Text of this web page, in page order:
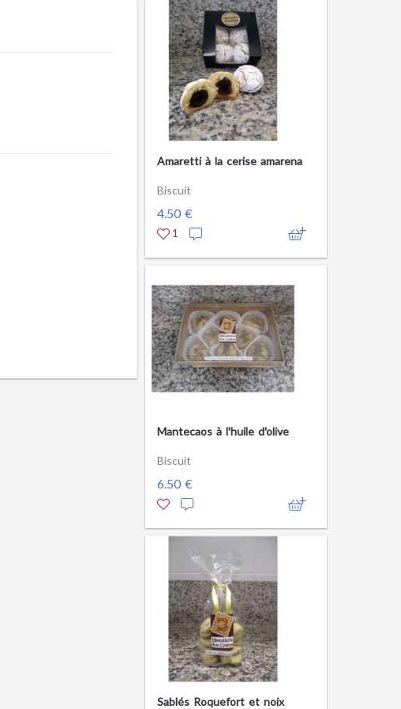
Amaretti à la cerise amarena
Biscuit
4.50 €
1
Mantecaos à l'huile d'olive
Biscuit
6.50 €
Sablés Roquefort et noix